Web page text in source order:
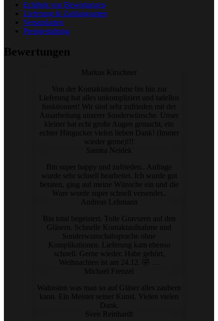
Echtheit von Bewertungen
Lieferung & Zahlungsarten
Versandarten
Preisgestaltung
Bewertungen
Markus Kirschner
Von der Kontaktaufnahme bis hin zur
Lieferung hat alles unkompliziert und tadellos
funktioniert! Wir sind sehr zufrieden mit der
Ausarbeitung unserer Sonderwünsche. Unser
kleiner hat echt große Augen gemacht, ein
echter Hingucker vielen lieben Dank! (Immer
wieder gerne)!!!
Samira Neidek
Bin super happy und zufrieden.. Anfrage
wurde sehr schnell bearbeitet. Ich wurde gut
beraten, ging auf meine Wünsche ein und die
Ware wurde super schnell versendet..
Andreas Lehmann
Bin total begeistert. Tolle Gravuren auf den
Gläsern. Schnelle Kontaktaufnahme und
Sonderwunschabsprache ohne
Komplikationen. Lieferung kam ebenso
schnell. Gerne wieder. Habe gehört,
Weihnachten ist am 24.12. 🤣 …
Michael Frenzel
Wahnsinn was man so auf Gläser alles zaubern
kann. Ein Meister seiner Kunst. Vielen vielen
Dank.
Sven Reinhardt